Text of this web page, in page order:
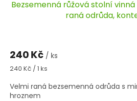
Bezsemenná růžová stolní vinná
raná odrůda,
240 Kč / ks
Měrná
240 Kč / 1 ks
Velmi raná bezsemenná odrůda s
hroznem